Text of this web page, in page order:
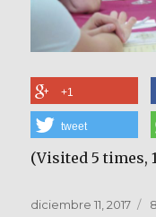
+1
tweet
(Visited 5 times,
Publicado
diciembre 11, 2017